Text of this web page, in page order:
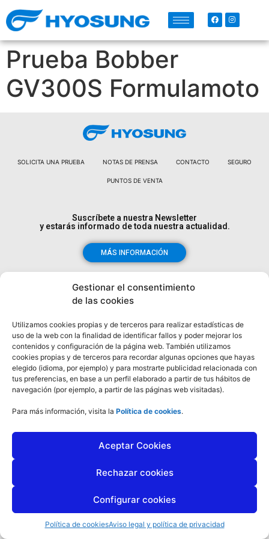
Gestionar el consentimiento
de las cookies
Utilizamos cookies propias y de terceros para realizar estadísticas de
uso de la web con la finalidad de identificar fallos y poder mejorar los
contenidos y configuración de la página web. También utilizamos
cookies propias y de terceros para recordar algunas opciones que hayas
elegido (idioma, por ejemplo) y para mostrarte publicidad relacionada con
tus preferencias, en base a un perfil elaborado a partir de tus hábitos de
navegación (por ejemplo, a partir de las páginas web visitadas).
Para más información, visita la Política de cookies.
Aceptar Cookies
Rechazar cookies
Configurar cookies
Política de cookiesAviso legal y política de privacidad
Prueba Bobber
GV300S Formulamoto
SOLICITA UNA PRUEBA NOTAS DE PRENSA CONTACTO SEGURO
PUNTOS DE VENTA
Suscríbete a nuestra Newsletter
y estarás informado de toda nuestra actualidad.
MÁS INFORMACIÓN
Diseño Web: Mundoblogs.net